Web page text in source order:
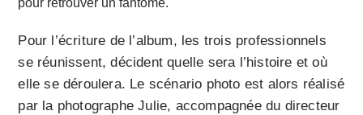
pour retrouver un fantôme.
Pour l’écriture de l’album, les trois professionnels
se réunissent, décident quelle sera l’histoire et où
elle se déroulera. Le scénario photo est alors réalisé
par la photographe Julie, accompagnée du directeur